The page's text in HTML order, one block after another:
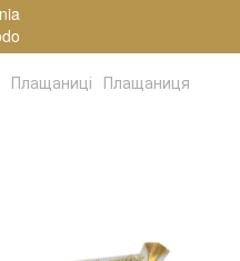
Плащаниці Плащаниця